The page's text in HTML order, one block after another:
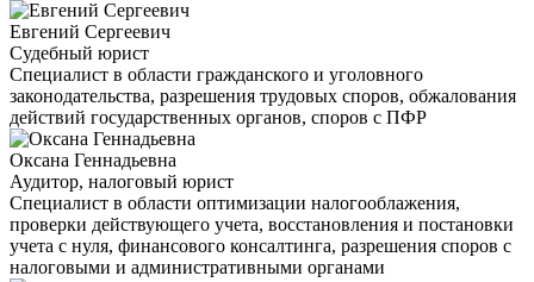
Евгений Сергеевич
Судебный юрист
Специалист в области гражданского и уголовного
законодательства, разрешения трудовых споров, обжалования
действий государственных органов, споров с ПФР
Оксана Геннадьевна
Аудитор, налоговый юрист
Специалист в области оптимизации налогооблажения,
проверки действующего учета, восстановления и постановки
учета с нуля, финансового консалтинга, разрешения споров с
налоговыми и административными органами